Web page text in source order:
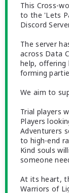
This Cross-
to the 'Lets
Discord
The server
across Data
help, offering
forming
We aim to
Trial players
Players
Adventurers
to high-end
Kind souls
someone
At its heart,
Warriors of